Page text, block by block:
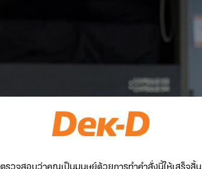
ตรวจสอบว่าคุณเป็นมนุษย์ด้วยการทำคำสั่งนี้ให้เสร็จสิ้น